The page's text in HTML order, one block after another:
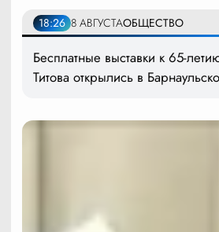
18:26 8 АВГУСТАОБЩЕСТВО
Бесплатные выставки к 65-
Титова открылись в